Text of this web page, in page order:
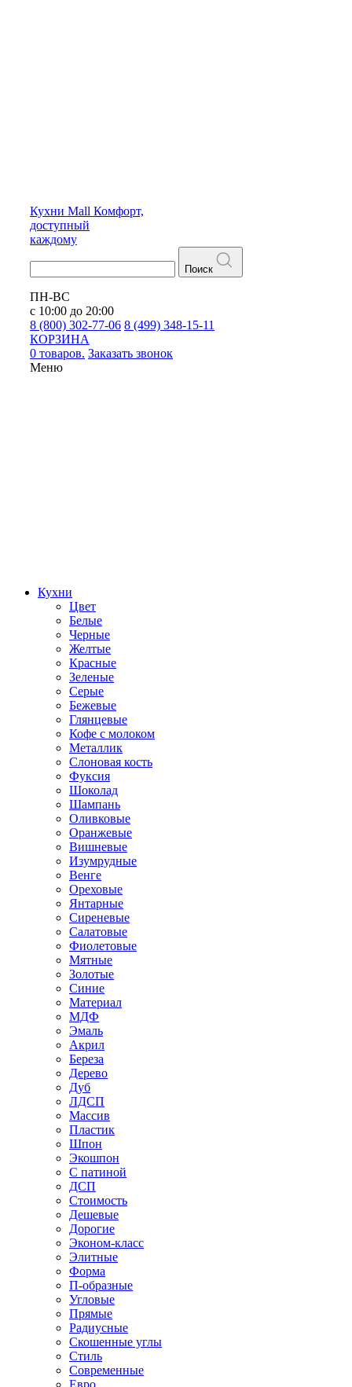
Кухни Mall Комфорт,
доступный
каждому
Поиск
ПН-ВС
с 10:00 до 20:00
8 (800) 302-77-06 8 (499) 348-15-11
КОРЗИНА
0 товаров. Заказать звонок
Меню
Кухни
Цвет
Белые
Черные
Желтые
Красные
Зеленые
Серые
Бежевые
Глянцевые
Кофе с молоком
Металлик
Слоновая кость
Фуксия
Шоколад
Шампань
Оливковые
Оранжевые
Вишневые
Изумрудные
Венге
Ореховые
Янтарные
Сиреневые
Салатовые
Фиолетовые
Мятные
Золотые
Синие
Материал
МДФ
Эмаль
Акрил
Береза
Дерево
Дуб
ЛДСП
Массив
Пластик
Шпон
Экошпон
С патиной
ДСП
Стоимость
Дешевые
Дорогие
Эконом-класс
Элитные
Форма
П-образные
Угловые
Прямые
Радиусные
Скошенные углы
Стиль
Современные
Евро